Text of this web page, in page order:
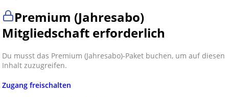
Premium (Jahresabo)
Mitgliedschaft erforderlich
Du musst das Premium (Jahresabo)-Paket buchen, um auf diesen
Inhalt zuzugreifen.
Zugang freischalten